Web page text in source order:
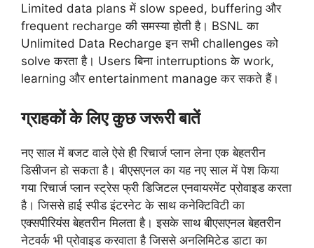
Limited data plans में slow speed, buffering और
frequent recharge की समस्या होती है। BSNL का
Unlimited Data Recharge इन सभी challenges को
solve करता है। Users बिना interruptions के work,
learning और entertainment manage कर सकते हैं।
ग्राहकों के लिए कुछ जरूरी बातें
नए साल में बजट वाले ऐसे ही रिचार्ज प्लान लेना एक बेहतरीन
डिसीजन हो सकता है। बीएसएनल का यह नए साल में पेश किया
गया रिचार्ज प्लान स्ट्रेस फ्री डिजिटल एनवायरमेंट प्रोवाइड करता
है। जिससे हाई स्पीड इंटरनेट के साथ कनेक्टिविटी का
एक्सपीरियंस बेहतरीन मिलता है। इसके साथ बीएसएनल बेहतरीन
नेटवर्क भी प्रोवाइड करवाता है जिससे अनलिमिटेड डाटा का